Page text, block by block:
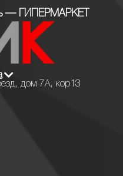
— ГИПЕРМАРКЕТ
дом 7А, кор13